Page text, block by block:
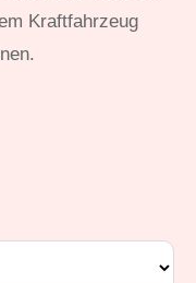
Kraftfahrzeug